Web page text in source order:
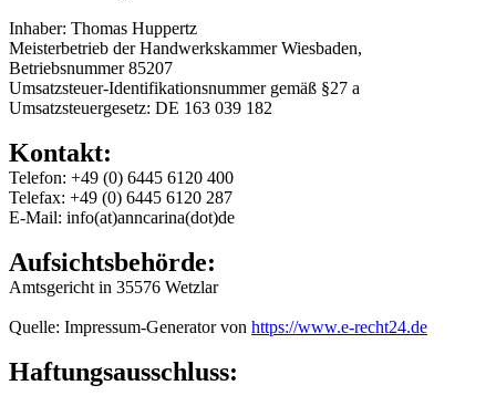
Inhaber: Thomas Huppertz
Meisterbetrieb der Handwerkskammer Wiesbaden,
Betriebsnummer 85207
Umsatzsteuer-Identifikationsnummer gemäß §27 a
Umsatzsteuergesetz: DE 163 039 182
Kontakt:
Telefon: +49 (0) 6445 6120 400
Telefax: +49 (0) 6445 6120 287
E-Mail: info(at)anncarina(dot)de
Aufsichtsbehörde:
Amtsgericht in 35576 Wetzlar
Quelle: Impressum-Generator von https://www.e-recht24.de
Haftungsausschluss: